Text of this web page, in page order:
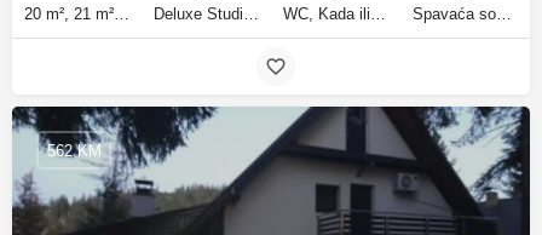
20 m², 21 m², 31 m², 30 m² m2 Deluxe Studio, Studio sa balkonom, Apartman, Deluxe jednosobni apartman, Apartman sa balkonom sobe WC, Kada ili tuš kupatila Spavaća soba 1: 1 bračni krevet | Dnevni boravak: 1 kauč na razvlačenje | Spavaća soba 1: 1 francuski bračni krevet ležaja
562 KM